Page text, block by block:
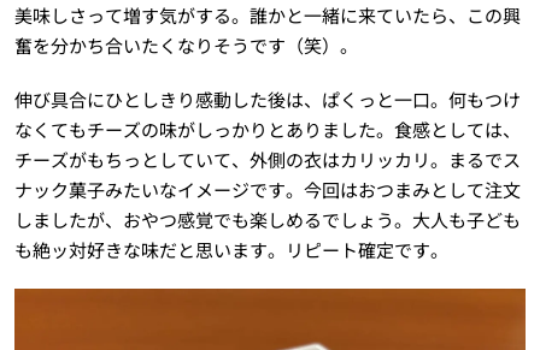
美味しさって増す気がする。誰かと一緒に来ていたら、この興
奮を分かち合いたくなりそうです（笑）。
伸び具合にひとしきり感動した後は、ぱくっと一口。何もつけ
なくてもチーズの味がしっかりとありました。食感としては、
チーズがもちっとしていて、外側の衣はカリッカリ。まるでス
ナック菓子みたいなイメージです。今回はおつまみとして注文
しましたが、おやつ感覚でも楽しめるでしょう。大人も子ども
も絶ッ対好きな味だと思います。リピート確定です。